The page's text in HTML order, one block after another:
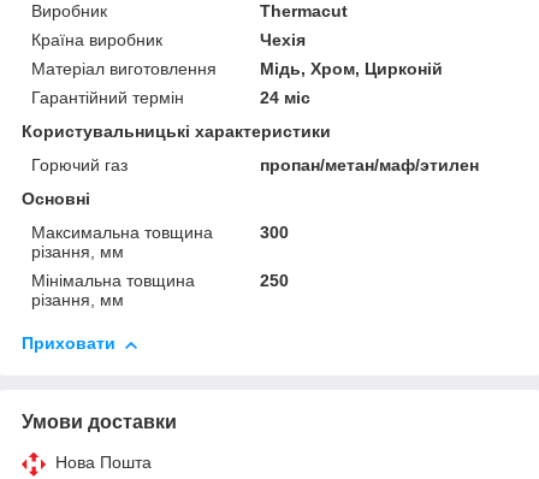
Виробник
Thermacut
Країна виробник
Чехія
Матеріал виготовлення
Мідь, Хром, Цирконій
Гарантійний термін
24 міс
Користувальницькі характеристики
Горючий газ
пропан/метан/маф/этилен
Основні
Максимальна товщина
різання, мм
300
Мінімальна товщина
різання, мм
250
Приховати
Умови доставки
Нова Пошта